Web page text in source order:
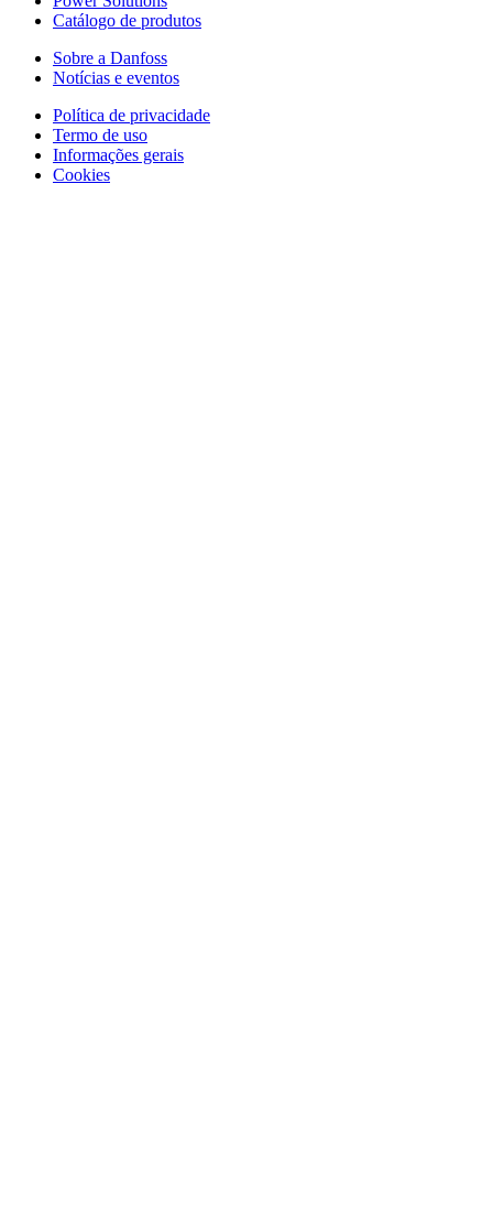
Catálogo de produtos
Sobre a Danfoss
Notícias e eventos
Política de privacidade
Termo de uso
Informações gerais
Cookies